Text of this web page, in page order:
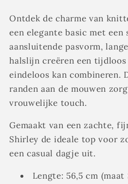
Ontdek de charme van
een elegante basic met een
aansluitende pasvorm,
halslijn creëren een
eindeloos kan combineren.
randen aan de mouwen
vrouwelijke touch.
Gemaakt van een zachte,
Shirley de ideale top voor
een casual dagje uit.
Lengte: 56,5 cm (maat